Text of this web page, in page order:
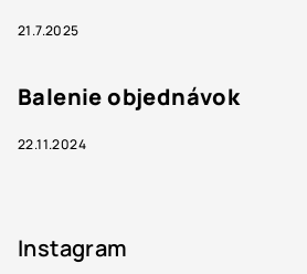
21.7.2025
Balenie objednávok
22.11.2024
Instagram